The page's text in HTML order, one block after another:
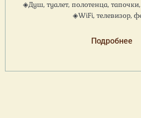
◈Душ, туалет, полотенца,
◈WiFi, телевизор,
Подробнее